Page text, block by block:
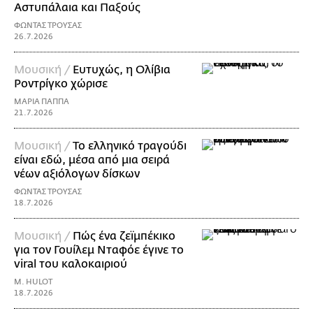
Αστυπάλαια και Παξούς
ΦΩΝΤΑΣ ΤΡΟΥΣΑΣ
26.7.2026
Μουσική / Ευτυχώς, η Ολίβια
Ροντρίγκο χώρισε
ΜΑΡΙΑ ΠΑΠΠΑ
21.7.2026
Μουσική /Το ελληνικό τραγούδι
είναι εδώ, μέσα από μια σειρά
νέων αξιόλογων δίσκων
ΦΩΝΤΑΣ ΤΡΟΥΣΑΣ
18.7.2026
Μουσική / Πώς ένα ζεϊμπέκικο
για τον Γουίλεμ Νταφόε έγινε το
viral του καλοκαιριού
M. HULOT
18.7.2026